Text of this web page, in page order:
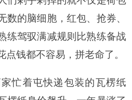
数的脑细胞，红包、抢券、
驾驭满减规则比熟练备战
点钱都不容易，拼老命了。
忙着屯快递包装的瓦楞纸